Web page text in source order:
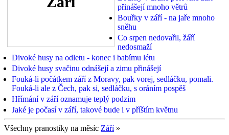
přinášejí mnoho větrů
Bouřky v září - na jaře mnoho
sněhu
Co srpen nedovařil, žáří
nedosmaží
Divoké husy na odletu - konec i babímu létu
Divoké husy svačinu odnášejí a zimu přinášejí
Fouká-li počátkem září z Moravy, pak vorej, sedláčku, pomali.
Fouká-li ale z Čech, pak si, sedláčku, s oráním pospěš
Hřímání v září oznamuje teplý podzim
Jaké je počasí v září, takové bude i v příštím květnu
Všechny pranostiky na měsíc Září»